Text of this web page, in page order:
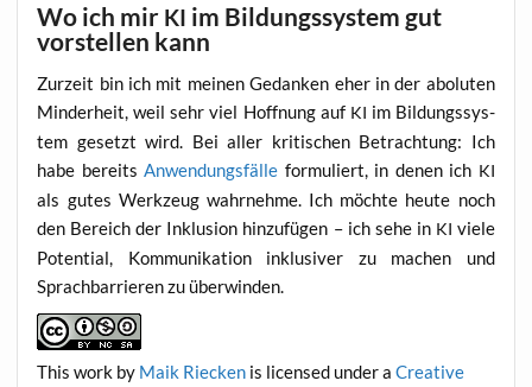
Wo ich mir KI im Bildungssystem gut
vorstellen kann
Zur­zeit bin ich mit mei­nen Gedan­ken eher in der abo­lu­ten
Min­der­heit, weil sehr viel Hoff­nung auf KI im Bil­dungs­sys­
tem gesetzt wird. Bei aller kri­ti­schen Betrach­tung: Ich
habe bereits Anwen­dungs­fäl­le for­mu­liert, in denen ich KI
als gutes Werk­zeug wahr­neh­me. Ich möch­te heu­te noch
den Bereich der Inklu­si­on hin­zu­fü­gen – ich sehe in KI vie­le
Poten­ti­al, Kom­mu­ni­ka­ti­on inklu­si­ver zu machen und
Sprach­bar­rie­ren zu überwinden.
This work by Maik Riecken is licen­sed under aCrea­ti­ve